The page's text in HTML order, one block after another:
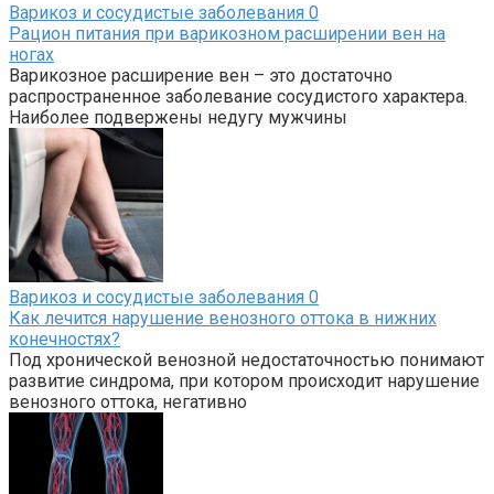
Варикоз и сосудистые заболевания 0
Рацион питания при варикозном расширении вен на
ногах
Варикозное расширение вен – это достаточно
распространенное заболевание сосудистого характера.
Наиболее подвержены недугу мужчины
Варикоз и сосудистые заболевания 0
Как лечится нарушение венозного оттока в нижних
конечностях?
Под хронической венозной недостаточностью понимают
развитие синдрома, при котором происходит нарушение
венозного оттока, негативно